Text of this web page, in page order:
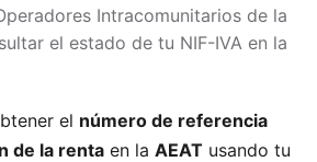
Intracomunitarios de la
el estado de tu NIF-IVA en la
el número de referencia
de la renta en la AEAT usando tu